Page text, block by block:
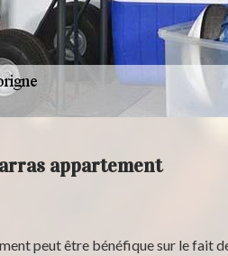
appartement
peut être bénéfique sur le fait